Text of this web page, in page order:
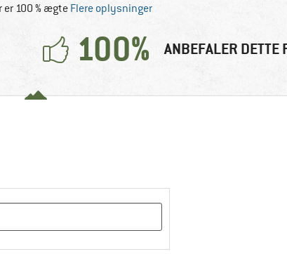
er 100 % ægte Flere oplysninger
100% ANBEFALER DETTE